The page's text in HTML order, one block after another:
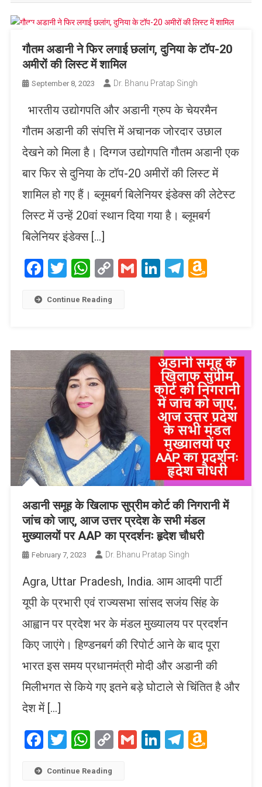
गौतम अडानी ने फिर लगाई छलांग, दुनिया के टॉप-20
अमीरों की लिस्ट में शामिल
September 8, 2023 Dr. Bhanu Pratap Singh
भारतीय उद्योगपति और अडानी ग्रुप के चेयरमैन
गौतम अडानी की संपत्ति में अचानक जोरदार उछाल
देखने को मिला है। दिग्गज उद्योगपति गौतम अडानी एक
बार फिर से दुनिया के टॉप-20 अमीरों की लिस्ट में
शामिल हो गए हैं। ब्लूमबर्ग बिलेनियर इंडेक्स की लेटेस्ट
लिस्ट में उन्हें 20वां स्थान दिया गया है। ब्लूमबर्ग
बिलेनियर इंडेक्स […]
Facebook
Twitter
WhatsApp
CopyGmailLinkedIn
Telegram
Continue Reading
अडानी समूह के खिलाफ सुप्रीम कोर्ट की निगरानी में
जांच को जाए, आज उत्तर प्रदेश के सभी मंडल
मुख्यालयों पर AAP का प्रदर्शनः हृदेश चौधरी
February 7, 2023 Dr. Bhanu Pratap Singh
Agra, Uttar Pradesh, India. आम आदमी पार्टी
यूपी के प्रभारी एवं राज्यसभा सांसद सजंय सिंह के
आह्वान पर प्रदेश भर के मंडल मुख्यालय पर प्रदर्शन
किए जाएंगे। हिण्डनबर्ग की रिपोर्ट आने के बाद पूरा
भारत इस समय प्रधानमंत्री मोदी और अडानी की
मिलीभगत से किये गए इतने बड़े घोटाले से चिंतित है और
देश में […]
Facebook
Twitter
WhatsApp
CopyGmailLinkedIn
Telegram
Continue Reading